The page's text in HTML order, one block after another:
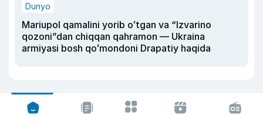
Dunyo
Mariupol qamalini yorib oʻtgan va “Izvarino
qozoni”dan chiqqan qahramon — Ukraina
armiyasi bosh qoʻmondoni Drapatiy haqida